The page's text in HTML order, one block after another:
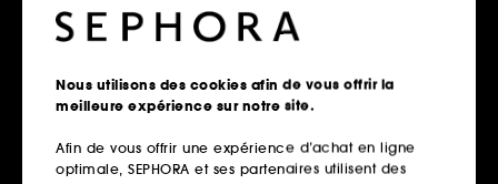
PARFUMS
Règles de restrictions
Parfums Synthétiques
Nous utilisons des cookies afin de vous offrir la
meilleure expérience sur notre site.
Afin de vous offrir une expérience d’achat en ligne
optimale, SEPHORA et ses partenaires utilisent des